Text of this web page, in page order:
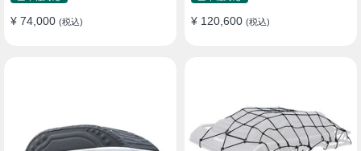
¥ 74,000 (税込) ¥ 120,600 (税込)